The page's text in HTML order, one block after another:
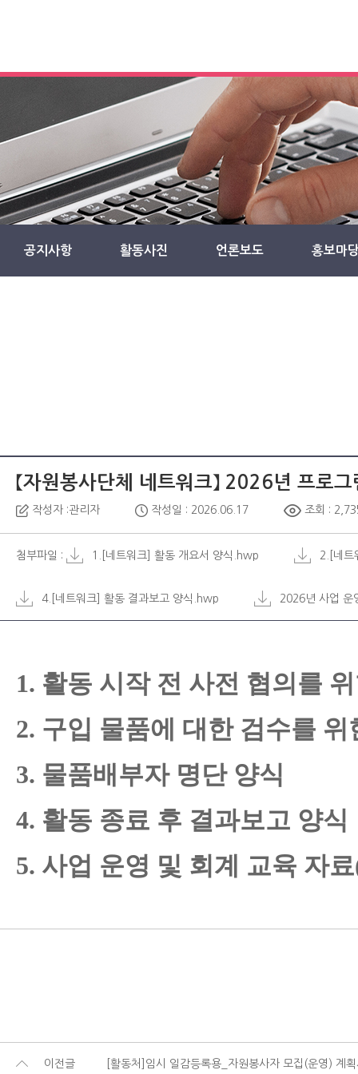
공지사항 활동사진 언론보도 홍보마
【자원봉사단체 네트워크】 2026년 프로
작성자 :관리자 작성일 : 2026.06.17 조회 :
첨부파일 : 1.[네트워크] 활동 개요서 양식.hwp 2.[네트
4.[네트워크] 활동 결과보고 양식.hwp 2026년 사업 운
1. 활동 시작 전 사전 협의를
2. 구입 물품에 대한 검수를
3. 물품배부자 명단 양식
4. 활동 종료 후 결과보고 양식
5. 사업 운영 및 회계 교육 자
이전글 [활동처]임시 일감등록용_자원봉사자 모집(운영) 계